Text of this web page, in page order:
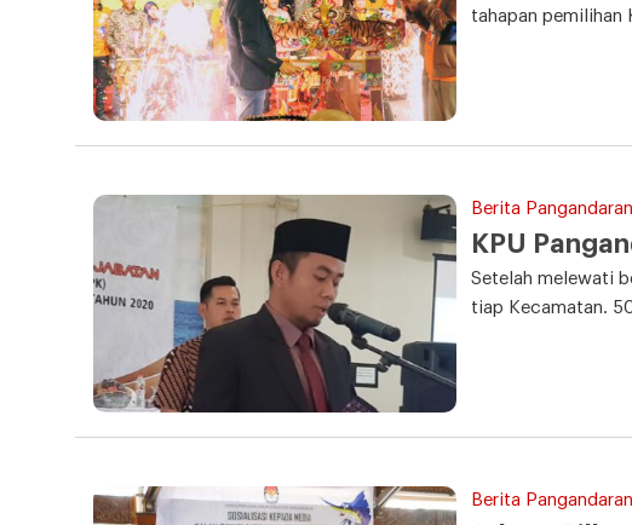
tahapan pemilihan
Berita
KPU
Setelah melewati
tiap Kecamatan.
Berita